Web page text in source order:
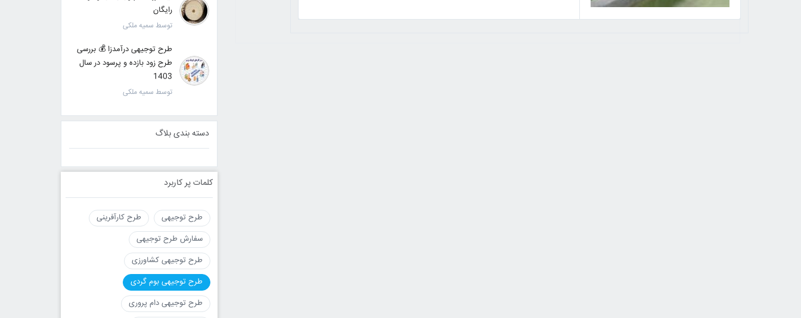
رایگان
توسط سمیه ملکی
طرح توجیهی درآمدزا 💰 بررسی
طرح زود بازده و پرسود در سال
1403
توسط سمیه ملکی
دسته بندی بلاگ
کلمات پر کاربرد
طرح توجیهی
طرح کارآفرینی
سفارش طرح توجیهی
طرح توجیهی کشاورزی
طرح توجیهی بوم گردی
طرح توجیهی دام پروری